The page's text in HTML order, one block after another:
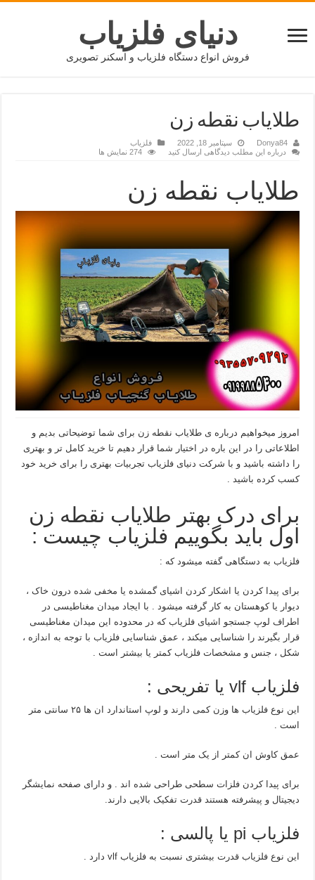
دنیای فلزیاب
فروش انواع دستگاه فلزیاب و اسکنر تصویری
طلایاب نقطه زن
Donya84 سپتامبر 18, 2022
فلزیاب
درباره این مطلب دیدگاهی ارسال کنید
274 نمایش ها
طلایاب نقطه زن
امروز میخواهیم درباره ی طلایاب نقطه زن برای شما توضیحاتی بدیم و
اطلاعاتی را در این باره در اختیار شما قرار دهیم تا خرید کامل تر و بهتری
را داشته باشید و با شرکت دنیای فلزیاب تجربیات بهتری را برای خرید خود
کسب کرده باشید .
برای درک بهتر طلایاب نقطه زن
اول باید بگوییم فلزیاب چیست :
فلزیاب به دستگاهی گفته میشود که :
برای پیدا کردن یا اشکار کردن اشیای گمشده یا مخفی شده درون خاک ،
دیوار یا کوهستان به کار گرفته میشود . با ایجاد میدان مغناطیسی در
اطراف لوپ جستجو اشیای فلزیاب که در محدوده این میدان مغناطیسی
قرار بگیرند را شناسایی میکند ، عمق شناسایی فلزیاب با توجه به اندازه ،
شکل ، جنس و مشخصات فلزیاب کمتر یا بیشتر است .
فلزیاب vlf یا تفریحی :
این نوع فلزیاب ها وزن کمی دارند و لوپ استاندارد ان ها ۲۵ سانتی متر
است .
عمق کاوش ان کمتر از یک متر است .
برای پیدا کردن فلزات سطحی طراحی شده اند . و دارای صفحه نمایشگر
دیجیتال و پیشرفته هستند قدرت تفکیک بالایی دارند.
فلزیاب pi یا پالسی :
این نوع فلزیاب قدرت بیشتری نسبت به فلزیاب vlf دارد .